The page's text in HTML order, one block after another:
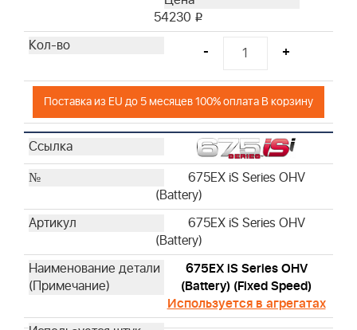
54230 i
- +
Поставка из EU до 5 месяцев 100% оплата В корзину
675EX iS Series OHV
(Battery)
675EX iS Series OHV
(Battery)
675EX iS Series OHV
(Battery) (Fixed Speed)
Используется в агрегатах